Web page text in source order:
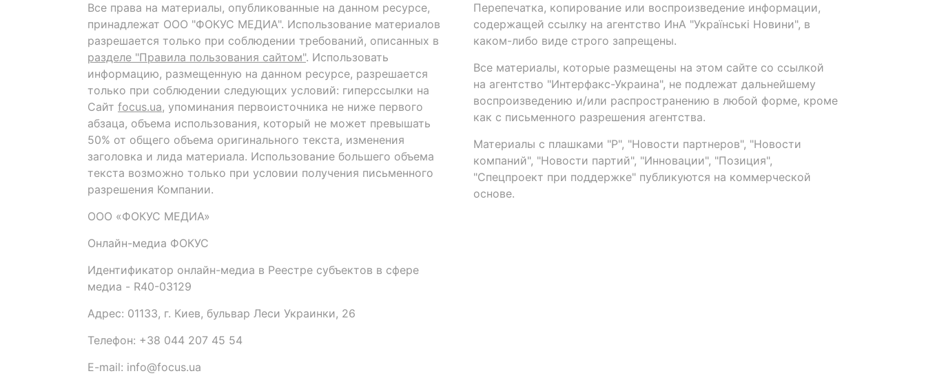
Все права на материалы, опубликованные на данном ресурсе,
принадлежат ООО "ФОКУС МЕДИА". Использование материалов
разрешается только при соблюдении требований, описанных в
разделе "Правила пользования сайтом". Использовать
информацию, размещенную на данном ресурсе, разрешается
только при соблюдении следующих условий: гиперссылки на
Сайт focus.ua, упоминания первоисточника не ниже первого
абзаца, объема использования, который не может превышать
50% от общего объема оригинального текста, изменения
заголовка и лида материала. Использование большего объема
текста возможно только при условии получения письменного
разрешения Компании.
ООО «ФОКУС МЕДИА»
Онлайн-медиа ФОКУС
Идентификатор онлайн-медиа в Реестре субъектов в сфере
медиа - R40-03129
Адрес: 01133, г. Киев, бульвар Леси Украинки, 26
Телефон: +38 044 207 45 54
E-mail: info@focus.ua
Перепечатка, копирование или воспроизведение информации,
содержащей ссылку на агентство ИнА "Українські Новини", в
каком-либо виде строго запрещены.
Все материалы, которые размещены на этом сайте со ссылкой
на агентство "Интерфакс-Украина", не подлежат дальнейшему
воспроизведению и/или распространению в любой форме, кроме
как с письменного разрешения агентства.
Материалы с плашками "Р", "Новости партнеров", "Новости
компаний", "Новости партий", "Инновации", "Позиция",
"Спецпроект при поддержке" публикуются на коммерческой
основе.